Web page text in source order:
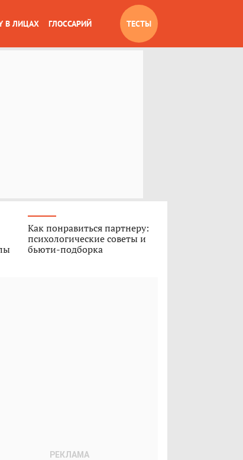
В ЛИЦАХ ГЛОССАРИЙ ТЕСТЫ
Как понравиться партнеру:
психологические советы и
бьюти-подборка